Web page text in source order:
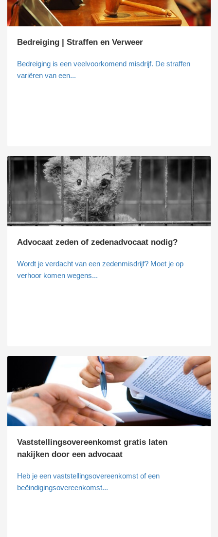
Bedreiging | Straffen en Verweer
Bedreiging is een veelvoorkomend misdrijf. De straffen
variëren van een...
Advocaat zeden of zedenadvocaat nodig?
Wordt je verdacht van een zedenmisdrijf? Moet je op
verhoor komen wegens...
Vaststellingsovereenkomst gratis laten
nakijken door een advocaat
Heb je een vaststellingsovereenkomst of een
beëindigingsovereenkomst...